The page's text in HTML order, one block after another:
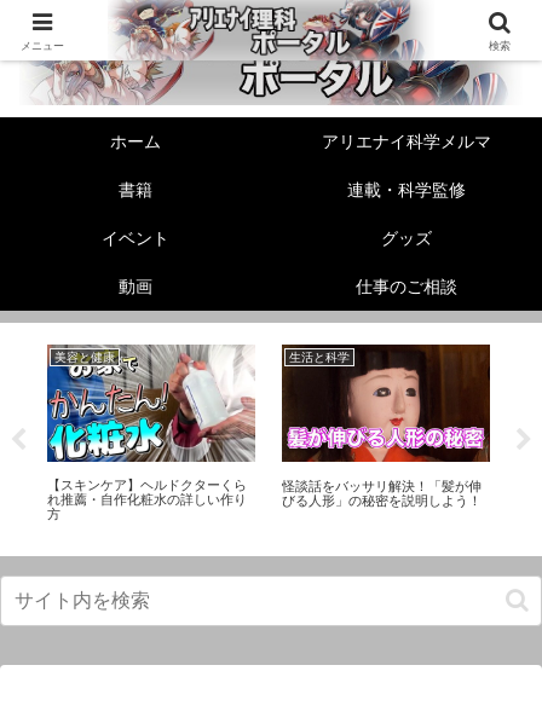
ホーム アリエナイ科学メルマ
書籍 連載・科学監修
イベント グッズ
動画 仕事のご相談
美容と健康
【スキンケア】ヘルドクターくら
れ推薦・自作化粧水の詳しい作り
方
生活と科学
怪談話をバッサリ解決！「髪が伸
びる人形」の秘密を説明しよう！
メニュー 検索